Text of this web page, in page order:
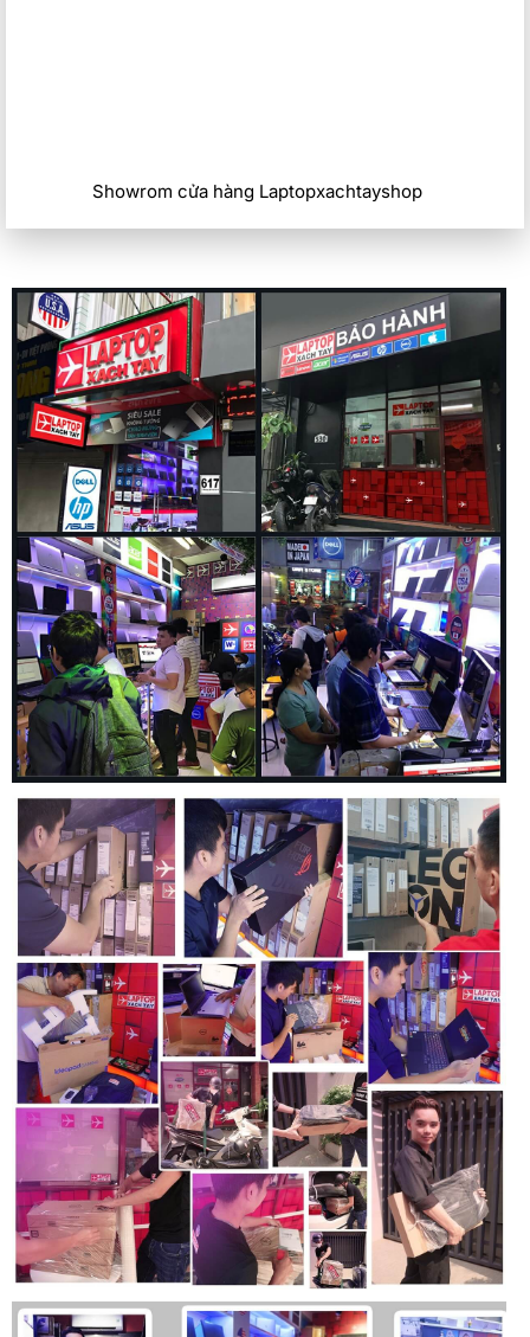
chơi game có chất lượng hoàn thiện tốt nhất hiện nay. Phần
mỏng nhẹ, khi mỏng hơn tới 15% so với thế hệ trước. Là một
mẫu laptop gaming nhưng máy chỉ mỏng chưa đến 2cm, vô
cùng di động. Kiểu dáng gaming, phần logo Lenovo bóng
bẩy đơn giản nhưng vẫn đủ nổi bật, bản lề và các cổng kết
nối chắc chắn, Legion 5 15IAH7 sẽ chiều lòng cả những
game thủ khó tính nhất.
Chơi game mát mẻ, không lo nóng máy
Công nghệ tản nhiệt trên chiếc laptop Lenovo Legion thế hệ
mới được nâng cấp mạnh mẽ để thích hợp với phần cứng và
các tựa game nặng. Hệ thống quạt hoạt động mạnh hơn tới
140% kết hợp với cánh quạt mỏng hơn 40%, cùng diện tích
thoát khí lớn hơn 45% giúp luồng khí nóng được đẩy ra
ngoài hiệu quả. Cách bố trí ống dẫn nhiệt và khối đồng
quanh CPU được thay đổi để hiệu suất CPU/GPU tốt hơn,
đồng thời nhiệt không ảnh hưởng trực tiếp đến người dùng.
Ngoài ra, trong quá trình sử dụng thông thường, trí tuệ nhân
tạo AI sẽ hạn chế tiếng ồn từ quạt để quá trình làm việc diễn
ra yên tĩnh.
Nâng cao trải nghiệm chơi game của bạn
Laptop Lenovo Legion 5 15IAH7 áp dụng triệt để trí tuệ nhân
tạo AI để bạn có được trải nghiệm chơi game thông minh
hơn. Chế độ tự động tối ưu hóa của Lenovo Legion AI Engine
sẽ ghi nhớ những lần bạn vào game để tối ưu hóa hệ thống
bằng cách phân phối điện năng CPU/GPU giúp mang đến
FPS cao nhất có thể. Ví dụ có những game yêu cầu CPU
nhiều hơn GPU hoặc ngược lại, laptop Lenovo sẽ hiểu điều
đó trong từng tựa game AAA phổ biến để bạn chơi game
mượt mà nhất.
Showrom cửa hàng Laptopxachtayshop